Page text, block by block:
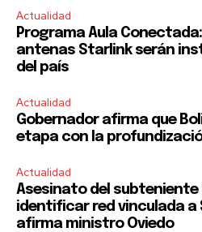
Actualidad
Programa Aula
antenas Starlink serán
del país
Actualidad
Gobernador afirma que
etapa con la
Actualidad
Asesinato del subteniente
identificar red vinculada a
afirma ministro Oviedo